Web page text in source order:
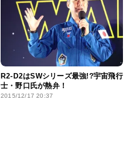
R2-D2はSWシリーズ最強!?宇宙飛行
士・野口氏が熱弁！
2015/12/17 20:37